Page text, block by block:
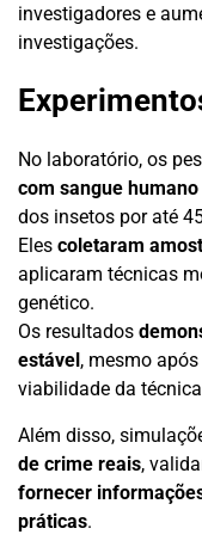
investigadores e
investigações.
No laboratório, os
com sangue humano
dos insetos por até
Eles coletaram
aplicaram técnicas
genético.
Os resultados
estável, mesmo
viabilidade da
Além disso,
de crime reais,
fornecer
práticas.